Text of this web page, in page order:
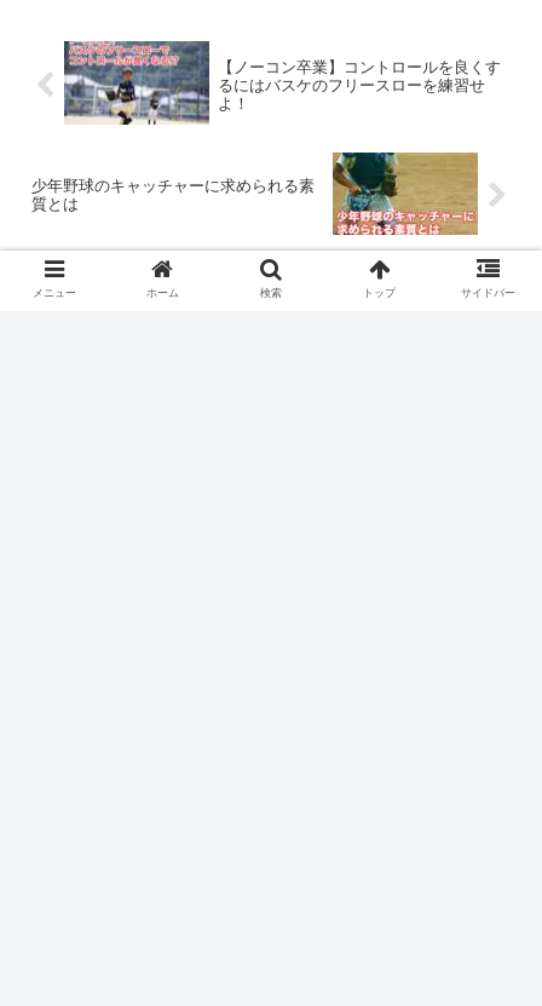
【ノーコン卒業】コントロールを良くす
るにはバスケのフリースローを練習せ
よ！
少年野球のキャッチャーに求められる素
質とは
メニュー ホーム 検索 トップ サイドバー